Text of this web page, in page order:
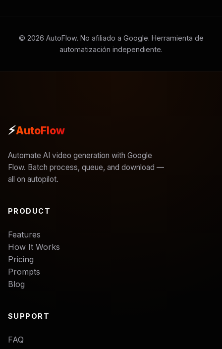
© 2026 AutoFlow. No afiliado a Google. Herramienta de
automatización independiente.
⚡AutoFlow
Automate AI video generation with Google
Flow. Batch process, queue, and download —
all on autopilot.
PRODUCT
Features
How It Works
Pricing
Prompts
Blog
SUPPORT
FAQ